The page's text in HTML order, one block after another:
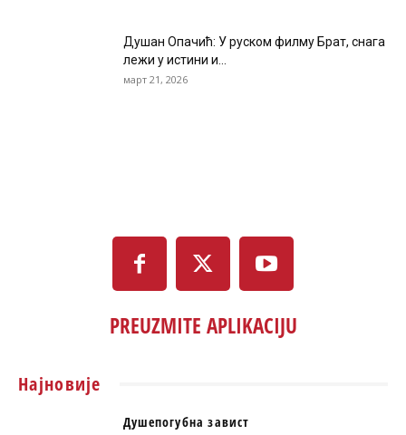
Душан Опачић: У руском филму Брат, снага
лежи у истини и...
март 21, 2026
PREUZMITE APLIKACIJU
Најновије
Душепогубна завист